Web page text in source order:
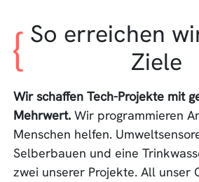
So erreichen
Ziele
Wir schaffen Tech-Projekte mit
Mehrwert. Wir programmieren
Menschen helfen.
Selberbauen und eine
zwei unserer Projekte. All unser